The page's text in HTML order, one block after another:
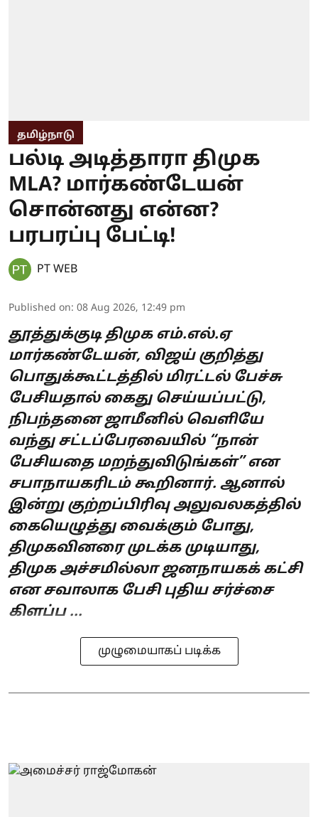
தமிழ்நாடு
பல்டி அடித்தாரா திமுக
MLA? மார்கண்டேயன்
சொன்னது என்ன?
பரபரப்பு பேட்டி!
PT WEB
Published on: 08 Aug 2026, 12:49 pm
தூத்துக்குடி திமுக எம்.எல்.ஏ
மார்கண்டேயன், விஜய் குறித்து
பொதுக்கூட்டத்தில் மிரட்டல் பேச்சு
பேசியதால் கைது செய்யப்பட்டு,
நிபந்தனை ஜாமீனில் வெளியே
வந்து சட்டப்பேரவையில் “நான்
பேசியதை மறந்துவிடுங்கள்” என
சபாநாயகரிடம் கூறினார். ஆனால்
இன்று குற்றப்பிரிவு அலுவலகத்தில்
கையெழுத்து வைக்கும் போது,
திமுகவினரை முடக்க முடியாது,
திமுக அச்சமில்லா ஜனநாயகக் கட்சி
என சவாலாக பேசி புதிய சர்ச்சை
கிளப்ப ...
முழுமையாகப் படிக்க